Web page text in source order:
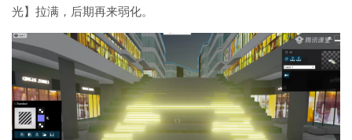
光】拉满，后期再来弱化。